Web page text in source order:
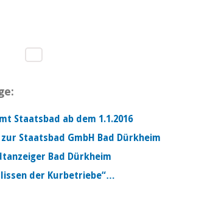
Staatsbad ab dem 1.1.2016
zur Staatsbad GmbH Bad Dürkheim
Bad Dürkheim
der Kurbetriebe“…